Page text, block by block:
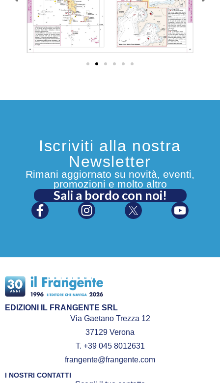
navigazione d’altura e abile nel disegno
tecnico, ha associato le sue conoscenze
nautiche a quelle tecniche per dedicarsi
alla stesura di portolani.
Iscriviti alla nostra
Newsletter
Rimani aggiornato su novità, eventi,
promozioni e molto altro
Sali a bordo con noi!
EDIZIONI IL FRANGENTE SRL
Via Gaetano Trezza 12
37129 Verona
T. +39 045 8012631
frangente@frangente.com
I NOSTRI CONTATTI